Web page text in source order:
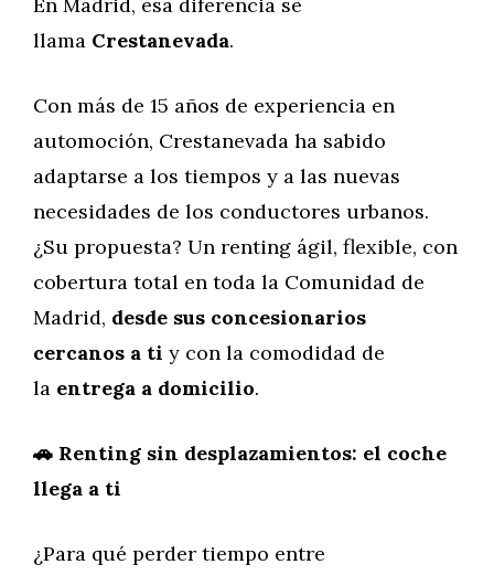
llama Crestanevada.
Con más de 15 años de experiencia en
automoción, Crestanevada ha sabido
adaptarse a los tiempos y a las nuevas
necesidades de los conductores urbanos.
¿Su propuesta? Un renting ágil, flexible, con
cobertura total en toda la Comunidad de
Madrid, desde sus concesionarios
cercanos a ti y con la comodidad de
la entrega a domicilio.
🚗 Renting sin desplazamientos: el coche
llega a ti
¿Para qué perder tiempo entre